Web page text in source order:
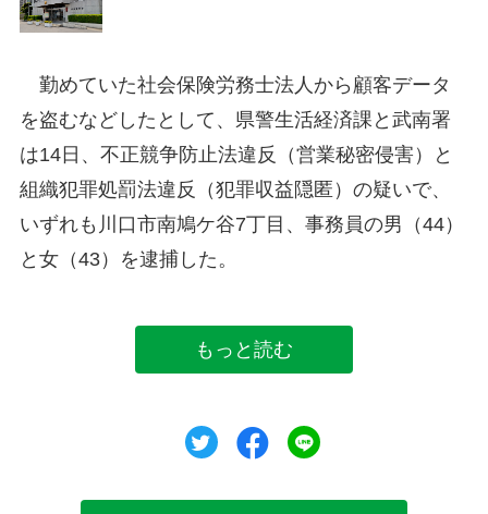
勤めていた社会保険労務士法人から顧客データ
を盗むなどしたとして、県警生活経済課と武南署
は14日、不正競争防止法違反（営業秘密侵害）と
組織犯罪処罰法違反（犯罪収益隠匿）の疑いで、
いずれも川口市南鳩ケ谷7丁目、事務員の男（44）
と女（43）を逮捕した。
もっと読む
ツイートシェア